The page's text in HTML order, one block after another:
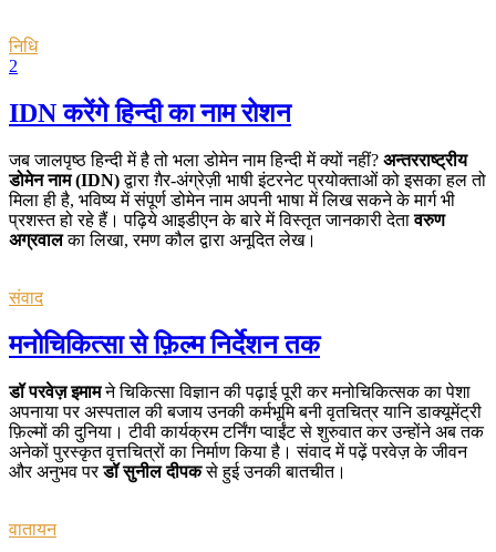
निधि
2
IDN करेंगे हिन्दी का नाम रोशन
जब जालपृष्ठ हिन्दी में है तो भला डोमेन नाम हिन्दी में क्यों नहीं? अन्तरराष्ट्रीय
डोमेन नाम (IDN)द्वारा ग़ैर-अंग्रेज़ी भाषी इंटरनेट प्रयोक्ताओं को इसका हल तो
मिला ही है, भविष्य में संपूर्ण डोमेन नाम अपनी भाषा में लिख सकने के मार्ग भी
प्रशस्त हो रहे हैं। पढ़िये आइडीएन के बारे में विस्तृत जानकारी देतावरुण
अग्रवालका लिखा, रमण कौल द्वारा अनूदित लेख।
संवाद
मनोचिकित्सा से फ़िल्म निर्देशन तक
डॉ परवेज़ इमामने चिकित्सा विज्ञान की पढ़ाई पूरी कर मनोचिकित्सक का पेशा
अपनाया पर अस्पताल की बजाय उनकी कर्मभूमि बनी वृतचित्र यानि डाक्यूमेंट्री
फ़िल्मों की दुनिया। टीवी कार्यक्रम टर्निंग प्वाईंट से शुरुवात कर उन्होंने अब तक
अनेकों पुरस्कृत वृत्तचित्रों का निर्माण किया है। संवाद में पढ़ें परवेज़ के जीवन
और अनुभव परडॉ सुनील दीपकसे हुई उनकी बातचीत।
वातायन